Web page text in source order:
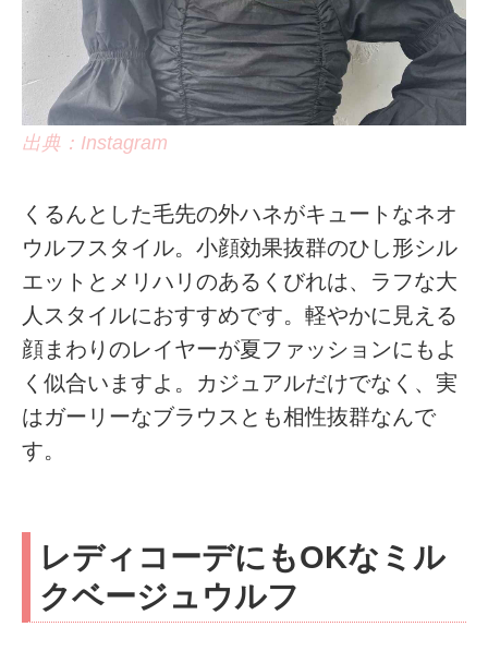
出典：Instagram
くるんとした毛先の外ハネがキュートなネオ
ウルフスタイル。小顔効果抜群のひし形シル
エットとメリハリのあるくびれは、ラフな大
人スタイルにおすすめです。軽やかに見える
顔まわりのレイヤーが夏ファッションにもよ
く似合いますよ。カジュアルだけでなく、実
はガーリーなブラウスとも相性抜群なんで
す。
レディコーデにもOKなミル
クベージュウルフ